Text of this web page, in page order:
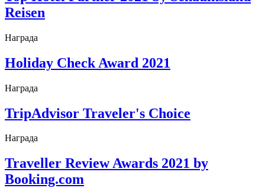
Reisen
Награда
Holiday Check Award 2021
Награда
TripAdvisor Traveler's Choice
Награда
Traveller Review Awards 2021 by
Booking.com